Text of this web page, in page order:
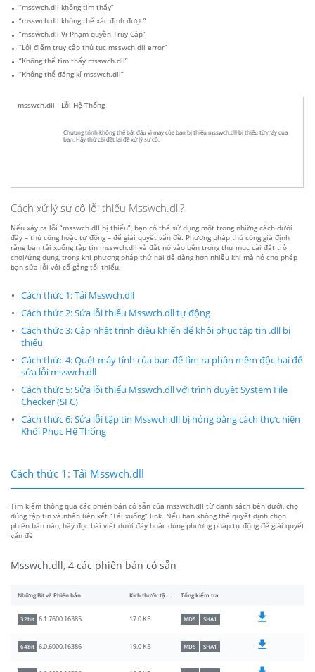
“msswch.dll không tìm thấy”
“msswch.dll không thể xác định được”
“msswch.dll Vi Phạm quyền Truy Cập”
“Lỗi điểm truy cập thủ tục msswch.dll error”
“Không thể tìm thấy msswch.dll”
“Không thể đăng kí msswch.dll”
msswch.dll - Lỗi Hệ Thống
Chương trình không thể bắt đầu vì máy của bạn bị thiếu msswch.dll bị thiếu từ máy của
bạn. Hãy thử cài đặt lại để xử lý sự cố.
Cách xử lý sự cố lỗi thiếu Msswch.dll?
Nếu xảy ra lỗi “msswch.dll bị thiếu”, bạn có thể sử dụng một trong những cách dưới
đây – thủ công hoặc tự động – để giải quyết vấn đề. Phương pháp thủ công giả định
rằng bạn tải xuống tập tin msswch.dll và đặt nó vào bên trong thư mục cài đặt trò
chơi/ứng dụng, trong khi phương pháp thứ hai dễ dàng hơn nhiều khi mà nó cho phép
bạn sửa lỗi với cố gắng tối thiểu.
Cách thức 1: Tải Msswch.dll
Cách thức 2: Sửa lỗi thiếu Msswch.dll tự động
Cách thức 3: Cập nhật trình điều khiển để khôi phục tập tin .dll bị
thiếu
Cách thức 4: Quét máy tính của bạn để tìm ra phần mềm độc hại để
sửa lỗi msswch.dll
Cách thức 5: Sửa lỗi thiếu Msswch.dll với trình duyệt System File
Checker (SFC)
Cách thức 6: Sửa lỗi tập tin Msswch.dll bị hỏng bằng cách thực hiện
Khôi Phục Hệ Thống
Cách thức 1: Tải Msswch.dll
Tìm kiếm thông qua các phiên bản có sẵn của msswch.dll từ danh sách bên dưới, chọ
đúng tập tin và nhấn liên kết “Tải xuống” link. Nếu bạn không thể quyết định chọn
phiên bản nào, hãy đọc bài viết dưới đây hoặc dùng phương pháp tự động để giải quyết
vấn đề
Msswch.dll, 4 các phiên bản có sẵn
Những Bit và Phiên bản Kích thước tập tin Tổng kiểm tra
32bit 6.1.7600.16385 17.0 KB MD5 SHA1
64bit 6.0.6000.16386 19.0 KB MD5 SHA1